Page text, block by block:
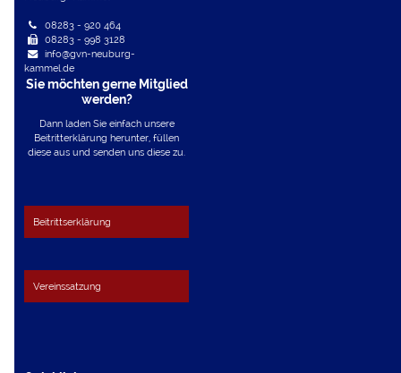
08283 - 920 464
08283 - 998 3128
info@gvn-neuburg-
kammel.de
Sie möchten gerne Mitglied
werden?
Dann laden Sie einfach unsere
Beitritterklärung herunter, füllen
diese aus und senden uns diese zu.
Beitrittserklärung
Vereinssatzung